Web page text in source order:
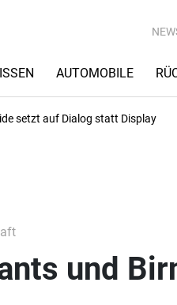
AUTOMOBILE
setzt auf Dialog statt Display
und